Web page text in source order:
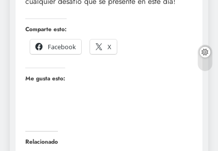
Comparte esto:
Facebook
X
Me gusta esto:
Relacionado